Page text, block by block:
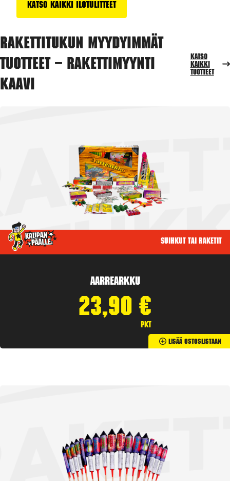
Katso kaikki ilotulitteet
Rakettitukun myydyimmät
tuotteet – Rakettimyynti
Kaavi
Katso
kaikki
tuotteet
Suihkut tai raketit
Aarrearkku
23,90 €
pkt
Lisää Ostoslistaan